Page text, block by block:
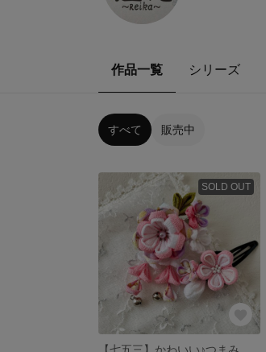
作品一覧 シリーズ
すべて 販売中
SOLD OUT